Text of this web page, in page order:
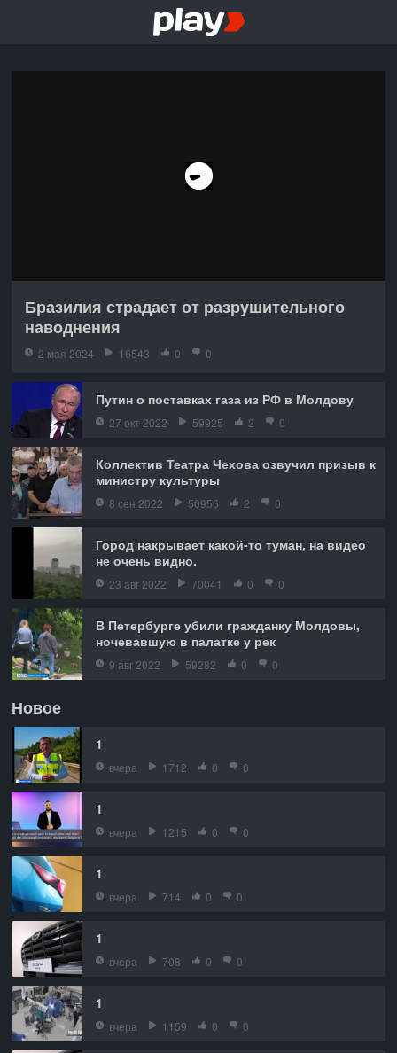
Бразилия страдает от разрушительного
наводнения
2 мая 2024 16543 0 0
Путин о поставках газа из РФ в Молдову
27 окт 2022 59925 2 0
Коллектив Театра Чехова озвучил призыв к
министру культуры
8 сен 2022 50956 2 0
Город накрывает какой-то туман, на видео
не очень видно.
23 авг 2022 70041 0 0
В Петербурге убили гражданку Молдовы,
ночевавшую в палатке у рек
9 авг 2022 59282 0 0
Новое
1
вчера 1712 0 0
1
вчера 1215 0 0
1
вчера 714 0 0
1
вчера 708 0 0
1
вчера 1159 0 0